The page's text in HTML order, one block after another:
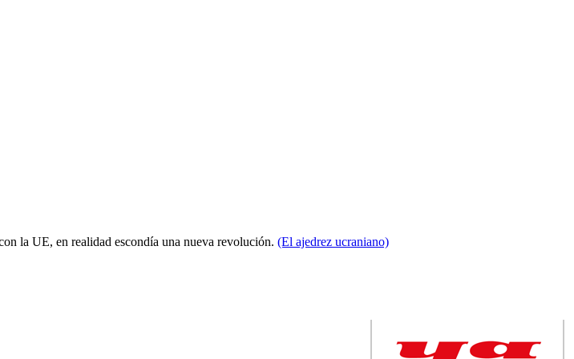
la UE, en realidad escondía una nueva revolución. (El ajedrez ucraniano)